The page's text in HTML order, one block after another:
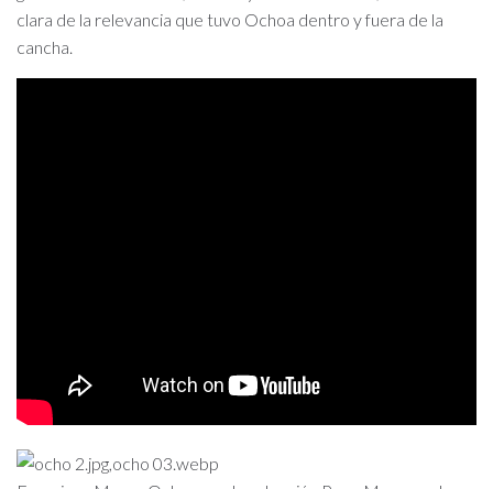
clara de la relevancia que tuvo Ochoa dentro y fuera de la
cancha.